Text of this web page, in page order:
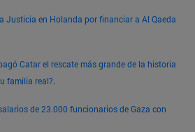
Justicia en Holanda por financiar a Al Qaeda
Catar el rescate más grande de la historia
familia real?.
de 23.000 funcionarios de Gaza con